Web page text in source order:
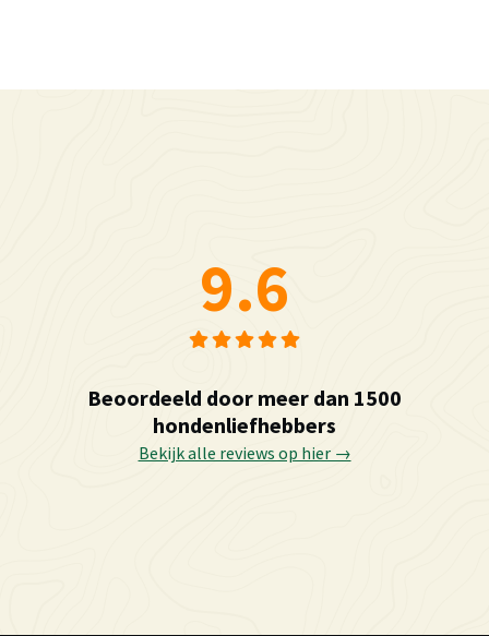
9.6
Beoordeeld door meer dan 1500
hondenliefhebbers
Bekijk alle reviews op hier →